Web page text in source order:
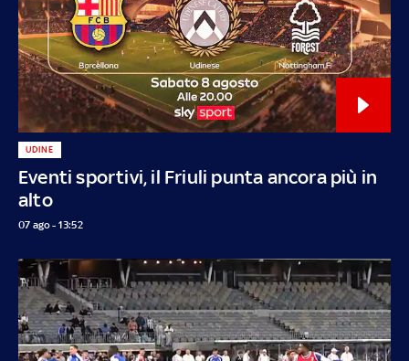
Eventi sportivi, il Friuli punta ancora più in
alto
UDINE
07 ago - 13:52